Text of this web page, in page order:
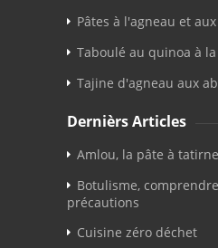
Pâtes à l'agneau et
Taboulé au quinoa à
Tajine d'agneau aux
Dernièrs Articles
Amlou, la pâte à
Botulisme,
précautions
Cuisine zéro déchet